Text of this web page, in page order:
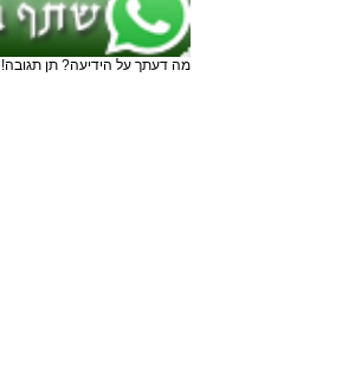
מה דעתך על הידיעה? תן תגובה!